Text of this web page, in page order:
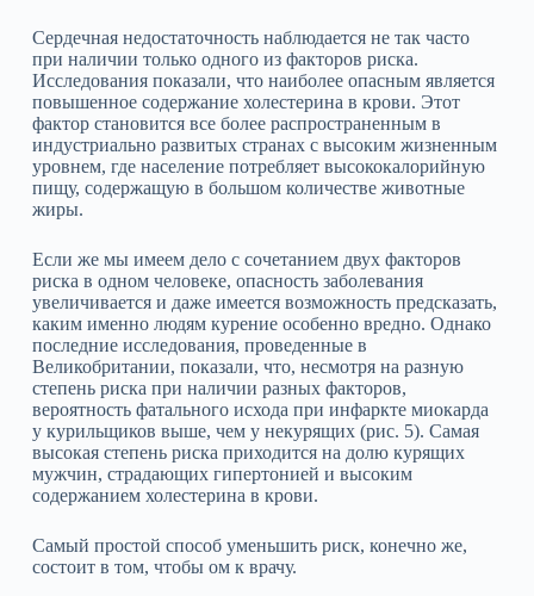
Сердечная недостаточность наблюдается не так часто
при наличии только одного из факторов риска.
Исследования показали, что наиболее опасным является
повышенное содержание холестерина в крови. Этот
фактор становится все более распространенным в
индустриально развитых странах с высоким жизненным
уровнем, где население потребляет высококалорийную
пищу, содержащую в большом количестве животные
жиры.
Если же мы имеем дело с сочетанием двух факторов
риска в одном человеке, опасность заболевания
увеличивается и даже имеется возможность предсказать,
каким именно людям курение особенно вредно. Однако
последние исследования, проведенные в
Великобритании, показали, что, несмотря на разную
степень риска при наличии разных факторов,
вероятность фатального исхода при инфаркте миокарда
у курильщиков выше, чем у некурящих (рис. 5). Самая
высокая степень риска приходится на долю курящих
мужчин, страдающих гипертонией и высоким
содержанием холестерина в крови.
Самый простой способ уменьшить риск, конечно же,
состоит в том, чтобы ом к врачу.